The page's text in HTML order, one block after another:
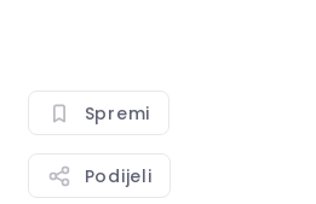
Spremi
Podijeli